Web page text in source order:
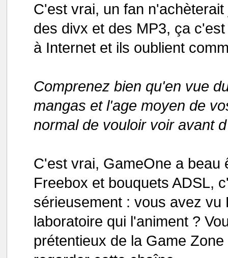
C'est vrai, un fan
des divx et des MP3, ça
à Internet et ils oublient
Comprenez bien qu'en vue
mangas et l'age moyen de
normal de vouloir voir avant
C'est vrai, GameOne a beau
Freebox et bouquets ADSL,
sérieusement : vous avez
laboratoire qui l'animent ?
prétentieux de la Game